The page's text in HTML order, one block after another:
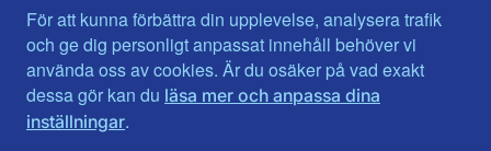
För att kunna förbättra din upplevelse, analysera trafik
och ge dig personligt anpassat innehåll behöver vi
använda oss av cookies. Är du osäker på vad exakt
dessa gör kan du läsa mer och anpassa dina
inställningar.
Jämtlands län
Jönköpings län
Kalmar län
Kronobergs län
Norrbotten
Skåne län
Västra Götaland
Västernorrland
Västmanland
Örebro län
Östergötland